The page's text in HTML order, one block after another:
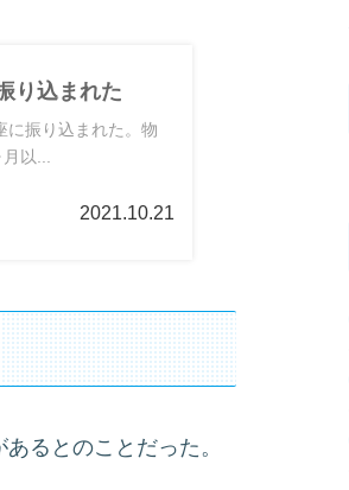
り込まれた
に振り込まれた。物
以...
2021.10.21
るとのことだった。